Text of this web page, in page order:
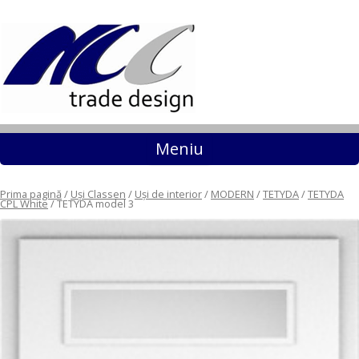
Meniu Sari la conținut
Prima pagină / Uși Classen / Uși de interior/ MODERN /TETYDA/TETYDA
CPL White/ TETYDA model 3